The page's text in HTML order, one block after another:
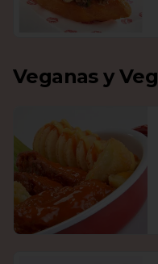
Veganas y